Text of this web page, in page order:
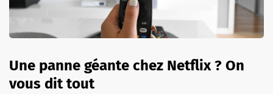
Une panne géante chez Netflix ? On
vous dit tout